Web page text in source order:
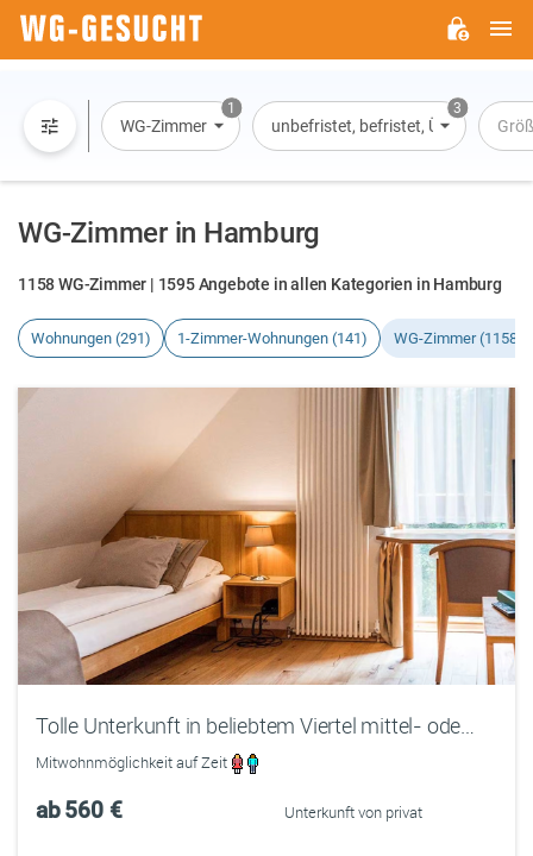
1
WG-Zimmer
3
unbefristet, befristet, Übernachtung
WG-Zimmer in Hamburg
1158 WG-Zimmer | 1595 Angebote in allen Kategorien in Hamburg
Wohnungen (291) 1-Zimmer-Wohnungen (141) WG-Zimmer (1158)
Tolle Unterkunft in beliebtem Viertel mittel- oder langfristig zu vermieten
Mitwohnmöglichkeit auf Zeit
ab560 € Unterkunft von privat